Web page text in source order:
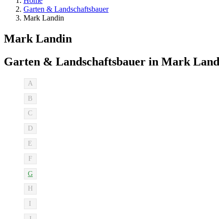
Garten & Landschaftsbauer
Mark Landin
Mark Landin
Garten & Landschaftsbauer in Mark
A
B
C
D
E
F
G
H
I